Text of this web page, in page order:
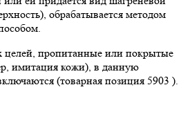
обрабатывается методом
целей, пропитанные или покрытые
имитация кожи), в данную
(товарная позиция 5903 ).